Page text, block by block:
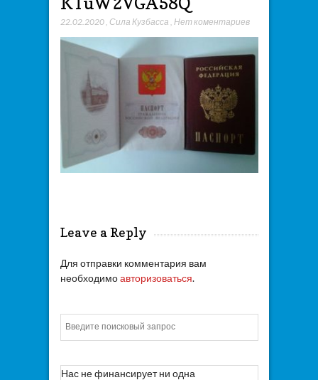
22.02.2020, Сила Кузбасса Нет коментариев
Leave a Reply
Для отправки комментария вам
необходимоавторизоваться.
Нас не финансирует ни одна